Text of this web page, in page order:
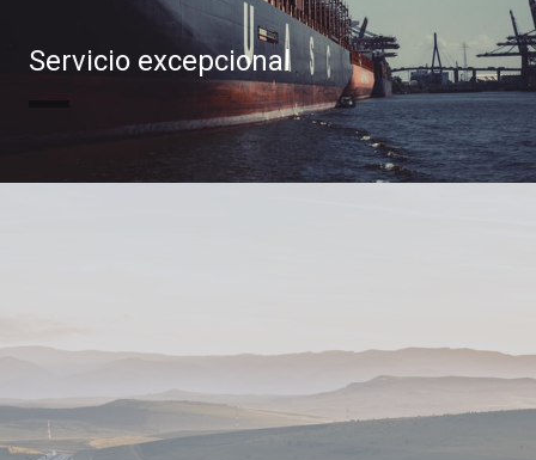
Servicio excepcional